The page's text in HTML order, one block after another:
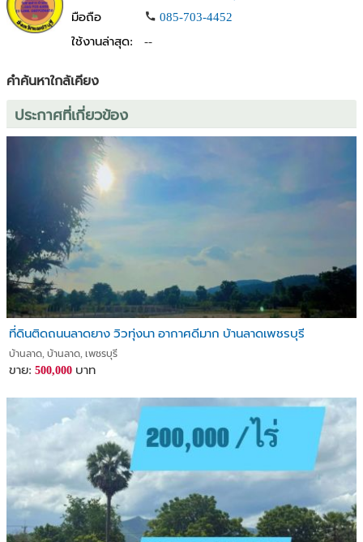
มือถือ
085-703-4452
ใช้งานล่าสุด:
--
คำค้นหาใกล้เคียง
ประกาศที่เกี่ยวข้อง
ที่ดินติดถนนลาดยาง วิวทุ่งนา อากาศดีมาก บ้านลาดเพชรบุรี
บ้านลาด, บ้านลาด, เพชรบุรี
ขาย: 500,000 บาท